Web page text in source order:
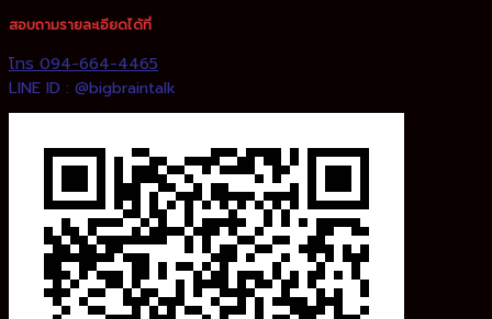
สอบถามรายละเอียดได้ที่
โทร 094-664-4465
LINE ID : @bigbraintalk